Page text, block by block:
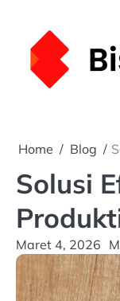
content
Home Blog
Solusi
Maret 4, 2026